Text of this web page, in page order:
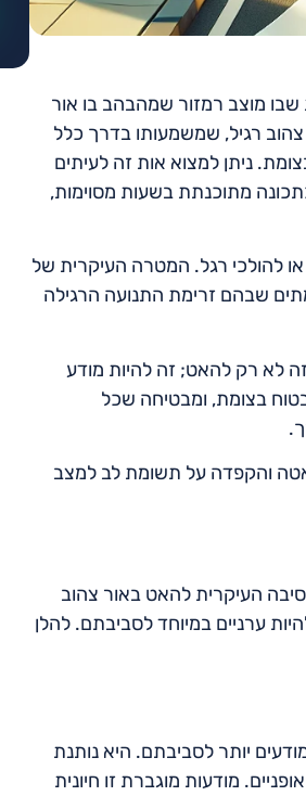
מוצב רמזור שמהבהב בו אור
רגיל, שמשמעותו בדרך כלל
ניתן למצוא אות זה לעיתים
מתוכנתת בשעות מסוימות,
להולכי רגל. המטרה העיקרית של
שבהם זרימת התנועה הרגילה
לא רק להאט; זה להיות מודע
בטוח בצומת, ומבטיחה שכל
והקפדה על תשומת לב למצב
העיקרית להאט באור צהוב
ערניים במיוחד לסביבתם. להלן
יותר לסביבתם. היא נותנת
מודעות מוגברת זו חיונית